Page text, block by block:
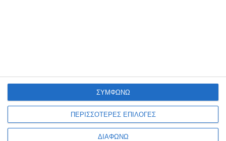
ΠΕΡΙΣΣΟΤΕΡΕΣ ΕΠΙΛΟΓΕΣ
ΔΙΑΦΩΝΩ
ΣΥΜΦΩΝΩ